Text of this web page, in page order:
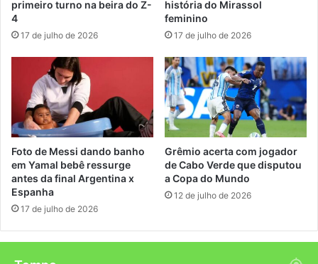
primeiro turno na beira do Z-
4
17 de julho de 2026
história do Mirassol
feminino
17 de julho de 2026
Foto de Messi dando banho
em Yamal bebê ressurge
antes da final Argentina x
Espanha
17 de julho de 2026
Grêmio acerta com jogador
de Cabo Verde que disputou
a Copa do Mundo
12 de julho de 2026